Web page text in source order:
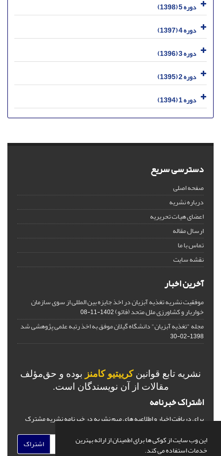
این وب سایت از کوکی ها برای اطمینان از ارائه بهترین
خدمات استفاده می کند.
دوره 5 (1398)
دوره 4 (1397)
دوره 3 (1396)
دوره 2 (1395)
دوره 1 (1394)
دسترسی سریع
صفحه اصلی
درباره نشریه
اعضای هیات تحریریه
ارسال مقاله
تماس با ما
نقشه سایت
آخرین اخبار
موفقیت نشریه تغذیه آبزیان در اخذ جایزه بین المللی از سوی سازمان
خواربار و کشاورزی ملل متحد (فائو)1402-11-08
مجله "تغذیه آبزیان" دانشگاه گیلان موفق به اخذ رتبه علمی پژوهشی شد
1398-02-30
نشریه تابع قوانینکرییتیو کامنز بوده و حق‌مؤلف
مقالات از آن نویسندگان است.
اشتراک خبرنامه
برای دریافت اخبار و اطلاعیه های مهم نشریه در خبرنامه نشریه مشترک
اشتراک